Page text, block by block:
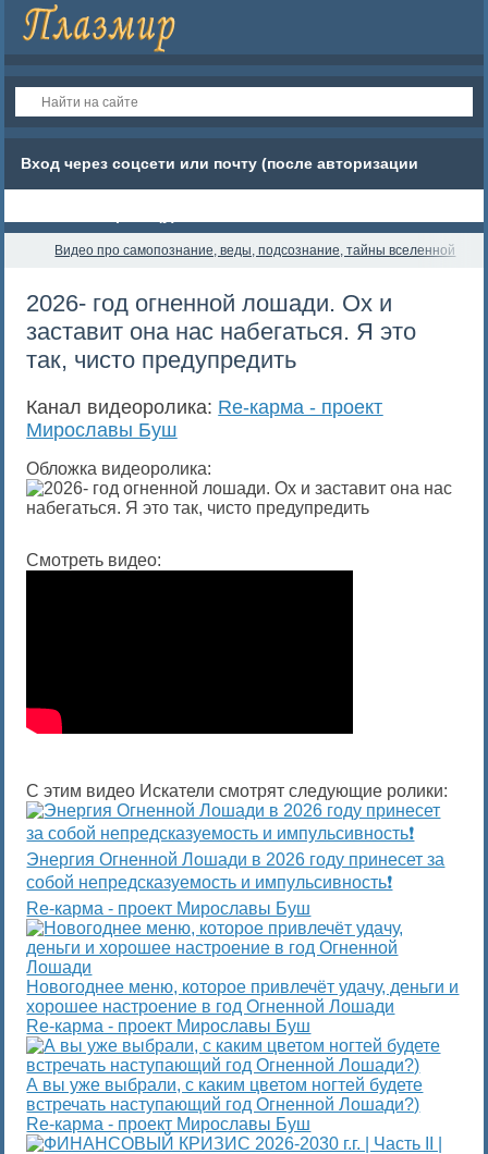
Вход через соцсети или почту (после авторизации
Видео про самопознание, веды, подсознание, тайны вселенной
2026- год огненной лошади. Ох и
заставит она нас набегаться. Я это
так, чисто предупредить
Канал видеоролика: Re-карма - проект
Мирославы Буш
Обложка видеоролика:
Смотреть видео:
С этим видео Искатели смотрят следующие ролики:
Энергия Огненной Лошади в 2026 году принесет за
собой непредсказуемость и импульсивность❗️
Re-карма - проект Мирославы Буш
Новогоднее меню, которое привлечёт удачу, деньги и
хорошее настроение в год Огненной Лошади
Re-карма - проект Мирославы Буш
А вы уже выбрали, с каким цветом ногтей будете
встречать наступающий год Огненной Лошади?)
Re-карма - проект Мирославы Буш